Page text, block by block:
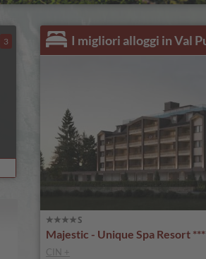
3 I migliori alloggi in Val
Majestic - Unique Spa Resort
CIN +